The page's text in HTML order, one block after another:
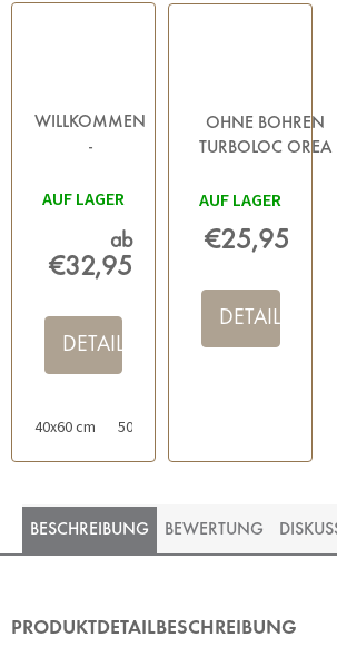
WILLKOMMEN
-
SCHWARZ
AUF LAGER
ab
€32,95
DETAIL
40x60 cm 50x70 cm
OHNE BOHREN
TURBOLOC OREA
HANDTUCHHALTER,
AUF LAGER
€25,95
DETAIL
BESCHREIBUNG BEWERTUNG
PRODUKTDETAILBESCHREIBUNG